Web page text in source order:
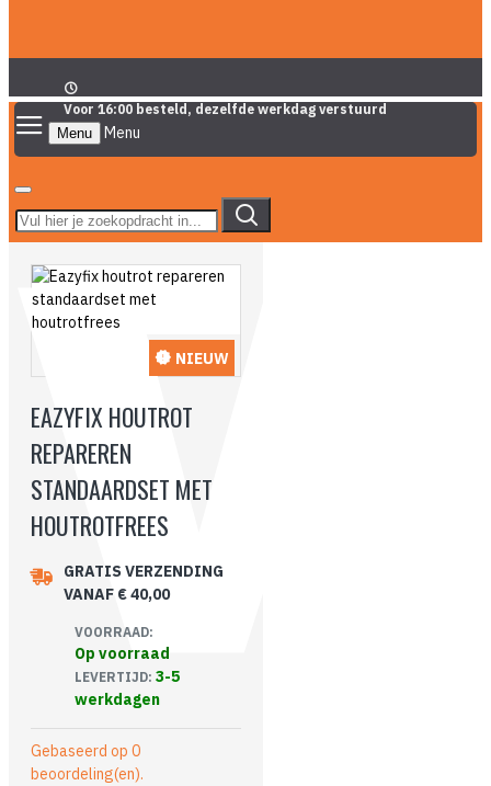
Voor 16:00 besteld, dezelfde werkdag verstuurd
Menu
NIEUW
EAZYFIX HOUTROT
REPAREREN
STANDAARDSET MET
HOUTROTFREES
GRATIS VERZENDING
VANAF € 40,00
VOORRAAD:
Op voorraad
LEVERTIJD: 3-5
werkdagen
Gebaseerd op 0
beoordeling(en).